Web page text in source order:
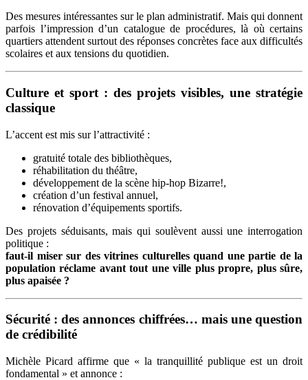
Des mesures intéressantes sur le plan administratif. Mais qui donnent
parfois l’impression d’un catalogue de procédures, là où certains
quartiers attendent surtout des réponses concrètes face aux difficultés
scolaires et aux tensions du quotidien.
Culture et sport : des projets visibles, une stratégie
classique
L’accent est mis sur l’attractivité :
gratuité totale des bibliothèques,
réhabilitation du théâtre,
développement de la scène hip-hop Bizarre!,
création d’un festival annuel,
rénovation d’équipements sportifs.
Des projets séduisants, mais qui soulèvent aussi une interrogation
politique :
faut-il miser sur des vitrines culturelles quand une partie de la
population réclame avant tout une ville plus propre, plus sûre,
plus apaisée ?
Sécurité : des annonces chiffrées… mais une question
de crédibilité
Michèle Picard affirme que « la tranquillité publique est un droit
fondamental » et annonce :